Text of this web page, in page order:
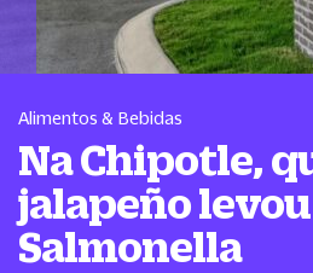
Alimentos & Bebidas
Na Chipotle,
jalapeño levou
Salmonella